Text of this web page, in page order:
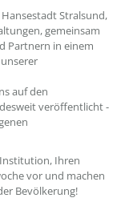
Stralsund,
gemeinsam
Partnern in einem
auf den
veröffentlicht -
Institution, Ihren
vor und machen
Bevölkerung!